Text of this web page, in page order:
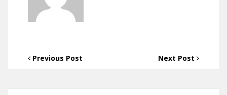
Previous Post Next Post